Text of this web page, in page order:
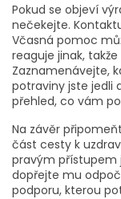
Pokud se objeví
nečekejte.
Včasná pomoc
reaguje jinak,
Zaznamenávejte,
potraviny jste jedli
přehled, co vám
Na závěr
část cesty k
pravým přístupem
dopřejte mu
podporu, kterou